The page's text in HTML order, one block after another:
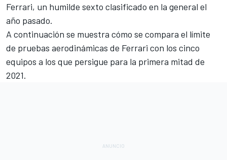
Ferrari, un humilde sexto clasificado en la general el
año pasado.
A continuación se muestra cómo se compara el límite
de pruebas aerodinámicas de Ferrari con los cinco
equipos a los que persigue para la primera mitad de
2021.